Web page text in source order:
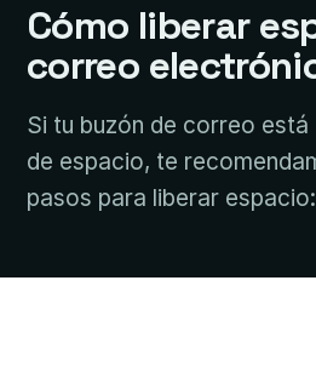
Cómo liberar
correo
Si tu buzón de correo está
de espacio, te
pasos para liberar espacio: